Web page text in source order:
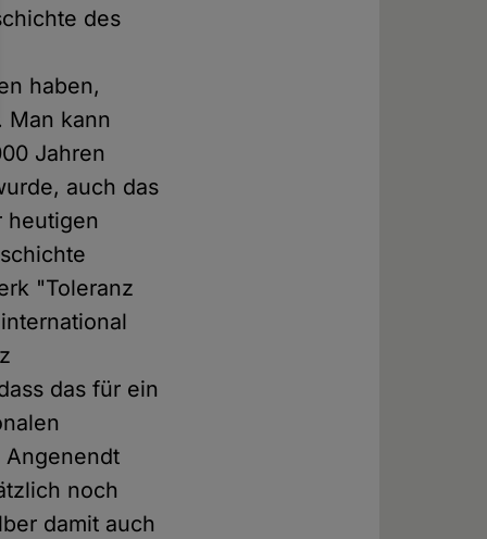
des
haben,
Man kann
Jahren
auch das
heutigen
"Toleranz
das für ein
Angenendt
noch
damit auch